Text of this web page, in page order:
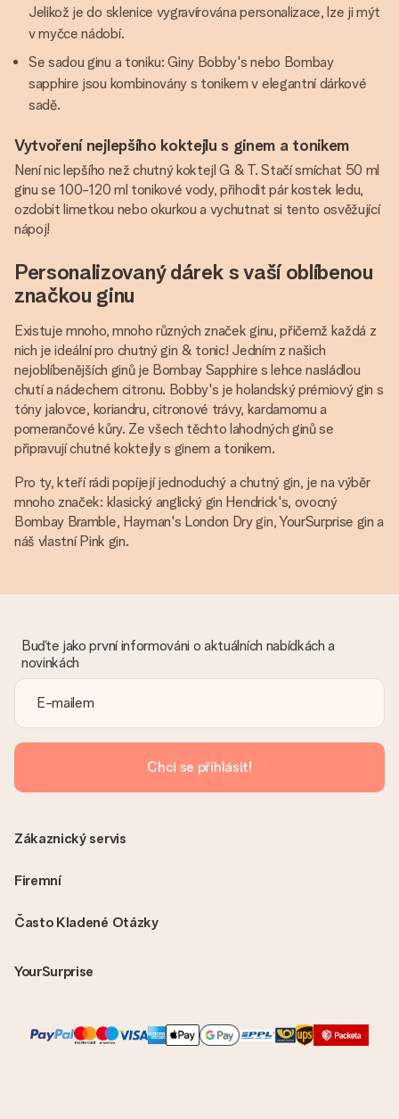
Jelikož je do sklenice vygravírována personalizace, lze ji mýt
v myčce nádobí.
Se sadou ginu a toniku: Giny Bobby's nebo Bombay
sapphire jsou kombinovány s tonikem v elegantní dárkové
sadě.
Vytvoření nejlepšího koktejlu s ginem a tonikem
Není nic lepšího než chutný koktejl G & T. Stačí smíchat 50 ml
ginu se 100-120 ml tonikové vody, přihodit pár kostek ledu,
ozdobit limetkou nebo okurkou a vychutnat si tento osvěžující
nápoj!
Personalizovaný dárek s vaší oblíbenou
značkou ginu
Existuje mnoho, mnoho různých značek ginu, přičemž každá z
nich je ideální pro chutný gin & tonic! Jedním z našich
nejoblíbenějších ginů je Bombay Sapphire s lehce nasládlou
chutí a nádechem citronu. Bobby's je holandský prémiový gin s
tóny jalovce, koriandru, citronové trávy, kardamomu a
pomerančové kůry. Ze všech těchto lahodných ginů se
připravují chutné koktejly s ginem a tonikem.
Pro ty, kteří rádi popíjejí jednoduchý a chutný gin, je na výběr
mnoho značek: klasický anglický gin Hendrick's, ovocný
Bombay Bramble, Hayman's London Dry gin, YourSurprise gin a
náš vlastní Pink gin.
Buďte jako první informováni o aktuálních nabídkách a
novinkách
Chci se přihlásit!
Často Kladené Otázky
YourSurprise
Zákaznický servis
Firemní